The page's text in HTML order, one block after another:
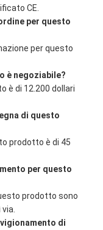
CE.
per questo
per questo
è negoziabile?
è di 12.200 dollari
di questo
prodotto è di 45
per questo
prodotto sono
di